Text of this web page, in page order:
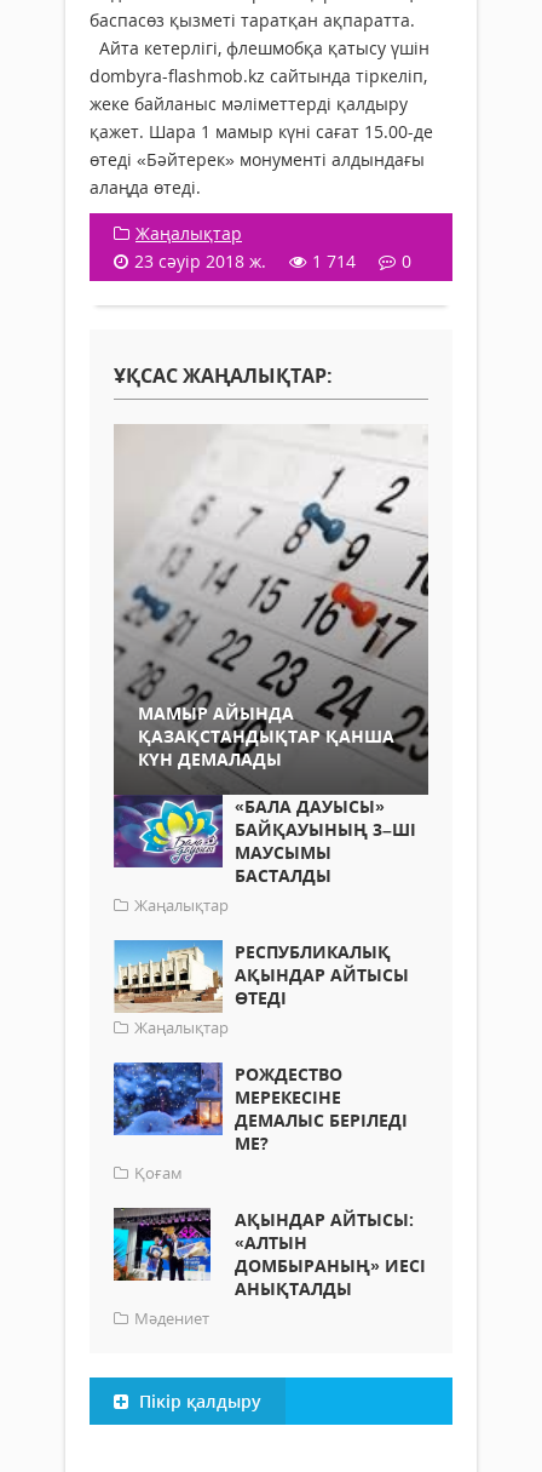
баспасөз қызметі таратқан ақпаратта.
Айта кетерлігі, флешмобқа қатысу үшін
dombyra-flashmob.kz сайтында тіркеліп,
жеке байланыс мәліметтерді қалдыру
қажет. Шара 1 мамыр күні сағат 15.00-де
өтеді «Бәйтерек» монументі алдындағы
алаңда өтеді.
Жаңалықтар
23 сәуір 2018 ж.
1 714 0
ҰҚСАС ЖАҢАЛЫҚТАР:
МАМЫР АЙЫНДА
ҚАЗАҚСТАНДЫҚТАР ҚАНША
КҮН ДЕМАЛАДЫ
«БАЛА ДАУЫСЫ»
БАЙҚАУЫНЫҢ 3–ШІ
МАУСЫМЫ
БАСТАЛДЫ
Жаңалықтар
РЕСПУБЛИКАЛЫҚ
АҚЫНДАР АЙТЫСЫ
ӨТЕДІ
Жаңалықтар
РОЖДЕСТВО
МЕРЕКЕСІНЕ
ДЕМАЛЫС БЕРІЛЕДІ
МЕ?
Қоғам
АҚЫНДАР АЙТЫСЫ:
«АЛТЫН
ДОМБЫРАНЫҢ» ИЕСІ
АНЫҚТАЛДЫ
Мәдениет
Пікір қалдыру